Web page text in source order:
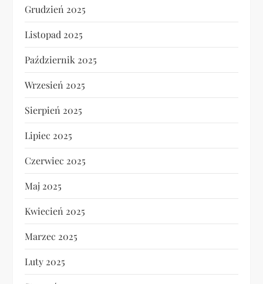
Grudzień 2025
Listopad 2025
Październik 2025
Wrzesień 2025
Sierpień 2025
Lipiec 2025
Czerwiec 2025
Maj 2025
Kwiecień 2025
Marzec 2025
Luty 2025